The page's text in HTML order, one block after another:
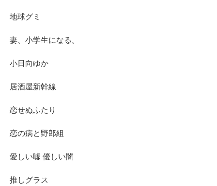
地球グミ
妻、小学生になる。
小日向ゆか
居酒屋新幹線
恋せぬふたり
恋の病と野郎組
愛しい嘘 優しい闇
推しグラス